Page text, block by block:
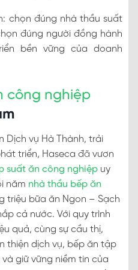
chọn đúng nhà thầu suất
đúng người đồng hành
bền vững của doanh
công nghiệp
Dịch vụ Hà Thành, trải
triển, Haseca đã vươn
suất ăn công nghiệp uy
năm nhà thầu bếp ăn
triệu bữa ăn Ngon – Sạch
cả nước. Với quy trình
quả, cùng sự cầu thị,
thiện dịch vụ, bếp ăn tập
giữ vững niềm tin của